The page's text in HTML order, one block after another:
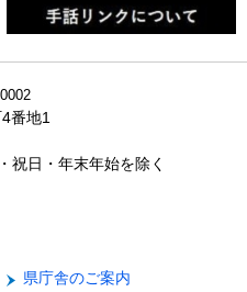
番地1
祝日・年末年始を除く
県庁舎のご案内